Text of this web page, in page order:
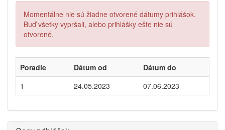
Momentálne nie sú žiadne otvorené dátumy prihlášok.
Buď všetky vypršali, alebo prihlášky ešte nie sú
otvorené.
Poradie Dátum od
Dátum do
1
24.05.2023 07.06.2023